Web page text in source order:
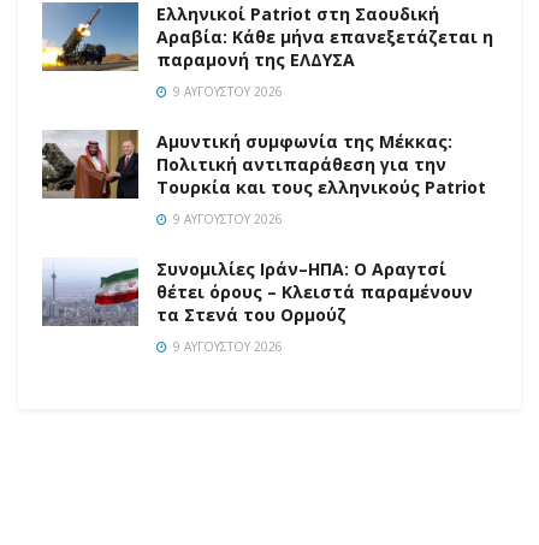
Ελληνικοί Patriot στη Σαουδική
Αραβία: Κάθε μήνα επανεξετάζεται η
παραμονή της ΕΛΔΥΣΑ
9 ΑΥΓΟΎΣΤΟΥ 2026
Αμυντική συμφωνία της Μέκκας:
Πολιτική αντιπαράθεση για την
Τουρκία και τους ελληνικούς Patriot
9 ΑΥΓΟΎΣΤΟΥ 2026
Συνομιλίες Ιράν–ΗΠΑ: Ο Αραγτσί
θέτει όρους – Κλειστά παραμένουν
τα Στενά του Ορμούζ
9 ΑΥΓΟΎΣΤΟΥ 2026